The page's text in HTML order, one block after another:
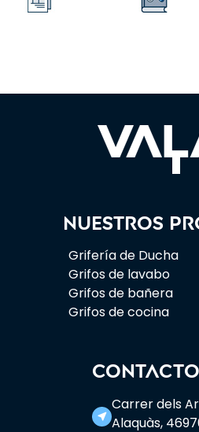
Nuestros
Grifería de Ducha
Grifos de lavabo
Grifos de bañera
Grifos de cocina
CONTACTO
near_me
Carrer dels
Alaquàs,